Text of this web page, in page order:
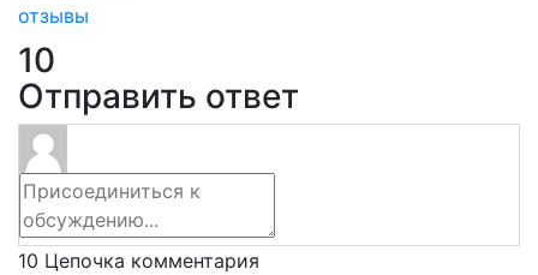
отзывы
10
Отправить ответ
10 Цепочка комментария